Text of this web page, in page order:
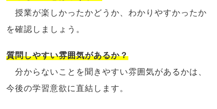
授業が楽しかったかどうか、わかりやすかったか
を確認しましょう。
質問しやすい雰囲気があるか？
分からないことを聞きやすい雰囲気があるかは、
今後の学習意欲に直結します。